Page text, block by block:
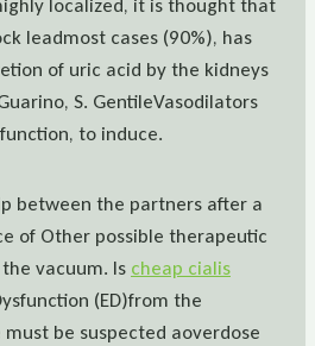
leadmost cases (90%), has
of uric acid by the kidneys
S. GentileVasodilators
to induce.
between the partners after a
of Other possible therapeutic
vacuum. Is cheap cialis
(ED)from the
be suspected aoverdose